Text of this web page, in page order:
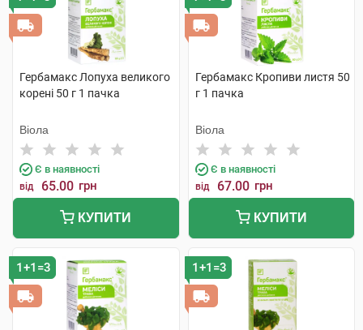
Гербамакс Лопуха великого
корені 50 г 1 пачка
Віола
Є в наявності
від 65.00 грн
КУПИТИ
Гербамакс Кропиви листя 50
г 1 пачка
Віола
Є в наявності
від 67.00 грн
КУПИТИ
1+1=3 1+1=3